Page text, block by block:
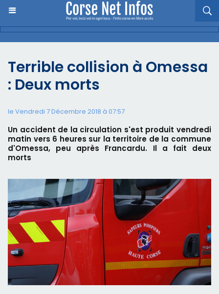
Terrible collision à Omessa
: Deux morts
le Vendredi 7 Décembre 2018 à 07:57
Un accident de la circulation s'est produit vendredi
matin vers 6 heures sur la territoire de la commune
d'Omessa, peu après Francardu. Il a fait deux
morts